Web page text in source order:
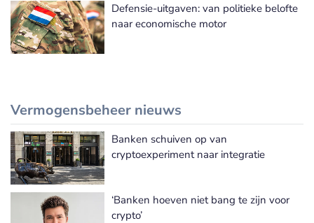
Defensie-uitgaven: van politieke belofte
naar economische motor
Vermogensbeheer nieuws
Meer Vermogensbeheer nieuws
Banken schuiven op van
cryptoexperiment naar integratie
‘Banken hoeven niet bang te zijn voor
crypto’